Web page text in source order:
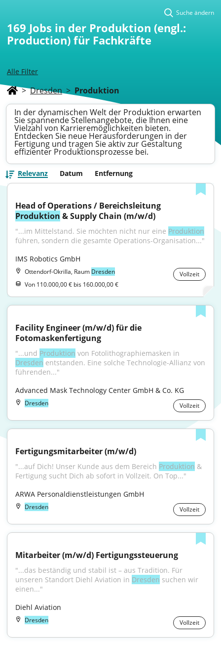
Alle Filter
Suche ändern
169 Jobs in der Produktion (engl.:
Production) für Fachkräfte
> Dresden > Produktion
In der dynamischen Welt der Produktion erwarten
Sie spannende Stellenangebote, die Ihnen eine
Vielzahl von Karrieremöglichkeiten bieten.
Entdecken Sie neue Herausforderungen in der
Fertigung und tragen Sie aktiv zur Gestaltung
effizienter Produktionsprozesse bei.
Relevanz Datum Entfernung
Produktion & Supply Chain (m/w/d)
"...im Mittelstand. Sie möchten nicht nur eine Produktion
führen, sondern die gesamte Operations-Organisation..."
IMS Robotics GmbH
Ottendorf-Okrilla, Raum Dresden
Vollzeit
Von 110.000,00 € bis 160.000,00 €
Facility Engineer (m/w/d) für die
Fotomaskenfertigung
"...und Produktion
Dresden entstanden. Eine solche Technologie-Allianz von
führenden..."
Advanced Mask Technology Center GmbH & Co. KG
Dresden Vollzeit
Fertigungsmitarbeiter (m/w/d)
"...auf Dich! Unser Kunde aus dem Bereich Produktion &
Fertigung sucht Dich ab sofort in Vollzeit. On Top..."
ARWA Personaldienstleistungen GmbH
Dresden Vollzeit
Mitarbeiter (m/w/d) Fertigungssteuerung
"...das beständig und stabil ist – aus Tradition. Für
unseren Standort Diehl Aviation in Dresden suchen wir
einen..."
Diehl Aviation
Dresden Vollzeit